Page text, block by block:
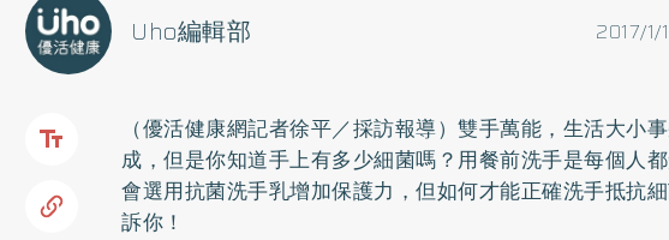
2017/1/
Uho編輯部
（優活健康網記者徐平／採訪報導）雙手萬能，生活大小
成，但是你知道手上有多少細菌嗎？用餐前洗手是每個人
會選用抗菌洗手乳增加保護力，但如何才能正確洗手抵抗
訴你！